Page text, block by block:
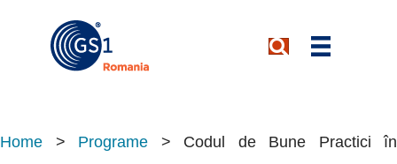
Home > Programe > Codul de Bune Practici în